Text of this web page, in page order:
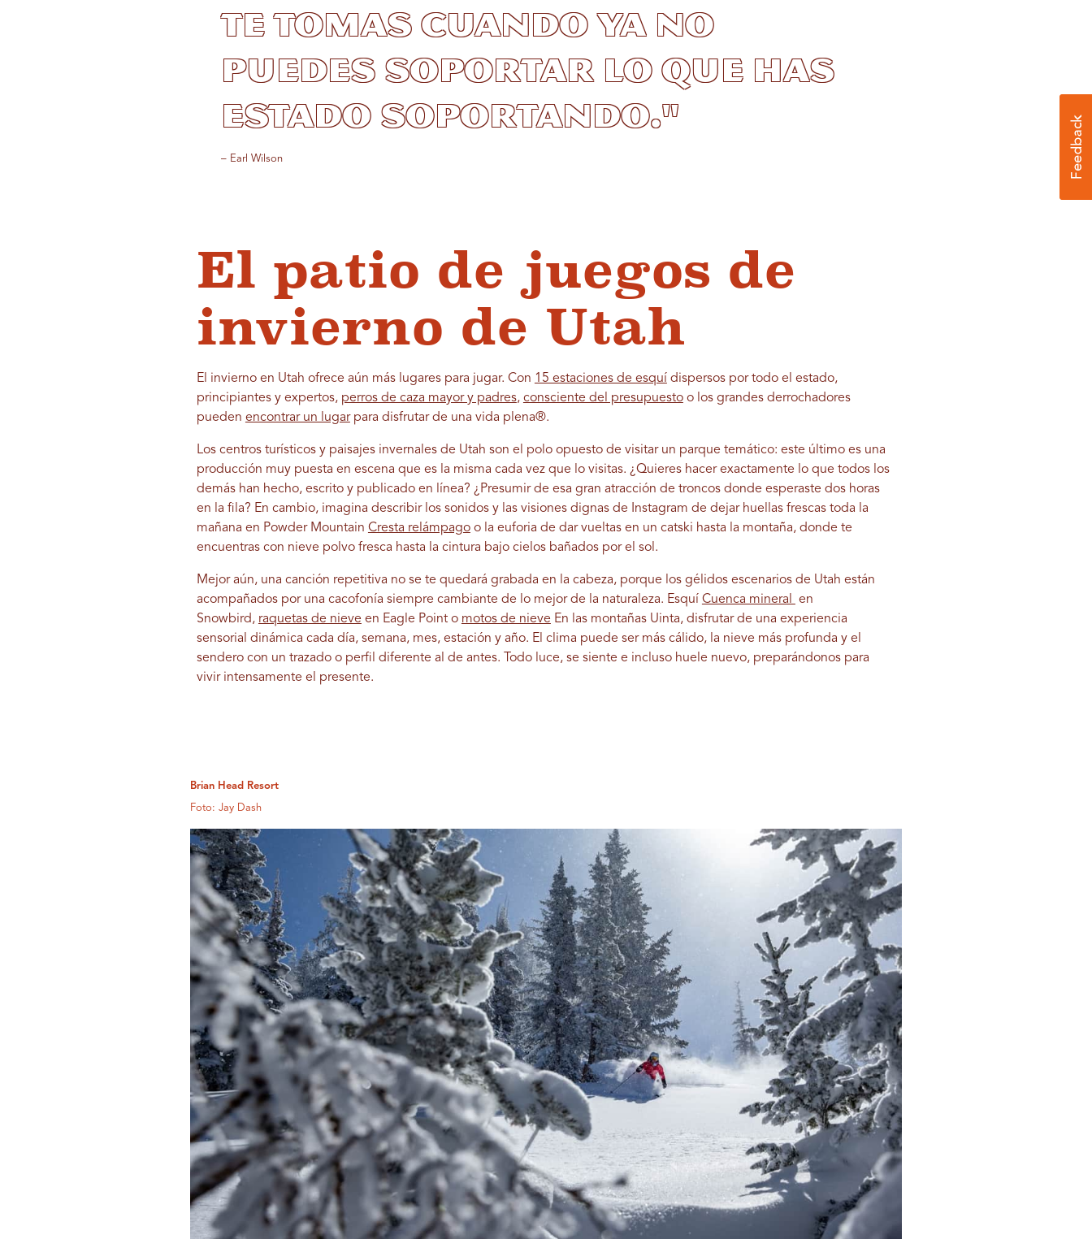
te tomas cuando ya no
puedes soportar lo que has
estado soportando."
– Earl Wilson
El patio de juegos de
invierno de Utah
El invierno en Utah ofrece aún más lugares para jugar. Con 15 estaciones de esquí dispersos por todo el estado,
principiantes y expertos, perros de caza mayor y padres, consciente del presupuestoo los grandes derrochadores
pueden encontrar un lugarpara disfrutar de una vida plena®.
Los centros turísticos y paisajes invernales de Utah son el polo opuesto de visitar un parque temático: este último es una
producción muy puesta en escena que es la misma cada vez que lo visitas. ¿Quieres hacer exactamente lo que todos los
demás han hecho, escrito y publicado en línea? ¿Presumir de esa gran atracción de troncos donde esperaste dos horas
en la fila? En cambio, imagina describir los sonidos y las visiones dignas de Instagram de dejar huellas frescas toda la
mañana en Powder Mountain Cresta relámpagoo la euforia de dar vueltas en un catski hasta la montaña, donde te
encuentras con nieve polvo fresca hasta la cintura bajo cielos bañados por el sol.
Mejor aún, una canción repetitiva no se te quedará grabada en la cabeza, porque los gélidos escenarios de Utah están
acompañados por una cacofonía siempre cambiante de lo mejor de la naturaleza. Esquí Cuenca mineral
en
Snowbird, raquetas de nieve en Eagle Point o motos de nieve En las montañas Uinta, disfrutar de una experiencia
sensorial dinámica cada día, semana, mes, estación y año. El clima puede ser más cálido, la nieve más profunda y el
sendero con un trazado o perfil diferente al de antes. Todo luce, se siente e incluso huele nuevo, preparándonos para
vivir intensamente el presente.
Brian Head Resort
Foto: Jay Dash